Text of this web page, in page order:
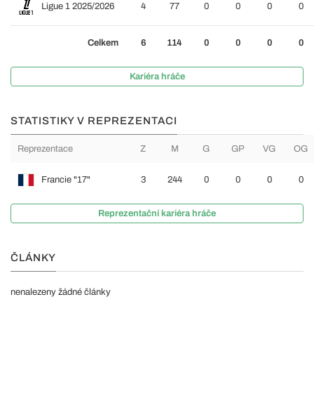
Ligue 1 2025/2026 4 77 0 0 0 0
Celkem 6 114 0 0 0 0
Kariéra hráče
STATISTIKY V REPREZENTACI
Reprezentace Z M G GP VG OG
Francie "17" 3 244 0 0 0 0
Reprezentační kariéra hráče
ČLÁNKY
nenalezeny žádné články